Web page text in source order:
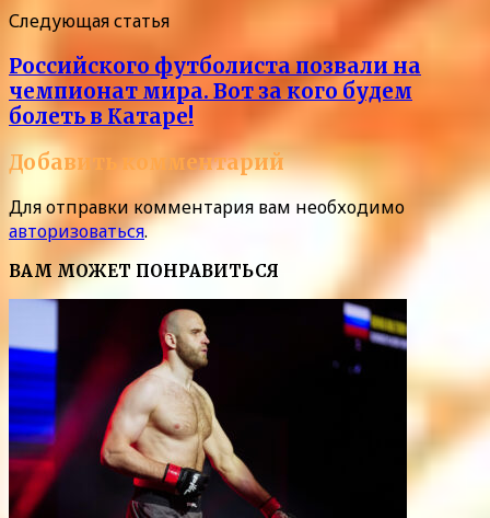
Следующая статья
Российского футболиста позвали на
чемпионат мира. Вот за кого будем
болеть в Катаре!
Добавить комментарий
Для отправки комментария вам необходимо
авторизоваться.
ВАМ МОЖЕТ ПОНРАВИТЬСЯ